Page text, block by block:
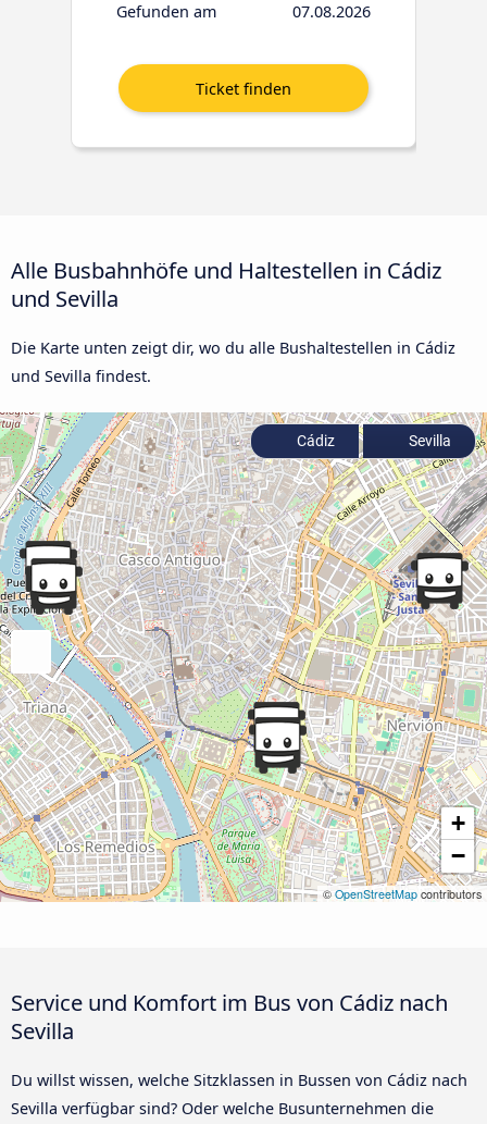
Gefunden am
07.08.2026
Alle Busbahnhöfe und Haltestellen in Cádiz
und Sevilla
Die Karte unten zeigt dir, wo du alle Bushaltestellen in Cádiz
und Sevilla findest.
+
−
© OpenStreetMap contributors
Cádiz Sevilla
Service und Komfort im Bus von Cádiz nach
Sevilla
Du willst wissen, welche Sitzklassen in Bussen von Cádiz nach
Sevilla verfügbar sind? Oder welche Busunternehmen die